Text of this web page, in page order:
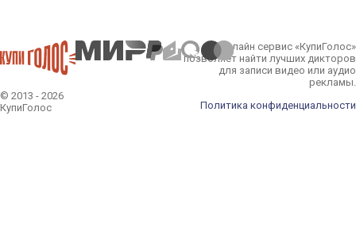
© 2013 - 2026
КупиГолос
Онлайн сервис «КупиГолос»
позволяет найти лучших дикторов
для записи видео или аудио
рекламы.
Политика конфиденциальности